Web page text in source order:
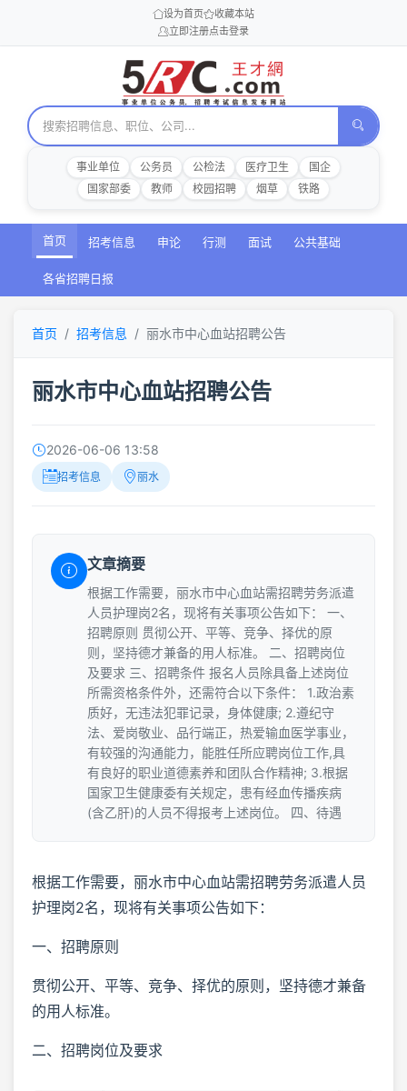
设为首页
收藏本站
立即注册点击登录
事业单位 公务员 公检法 医疗卫生
国企
国家部委
教师 校园招聘 烟草 铁路
首页 招考信息 申论 行测 面试 公共基础
各省招聘日报
首页 招考信息 丽水市中心血站招聘公告
丽水市中心血站招聘公告
2026-06-06 13:58
招考信息 丽水
文章摘要
根据工作需要，丽水市中心血站需招聘劳务派遣
人员护理岗2名，现将有关事项公告如下： 一、
招聘原则 贯彻公开、平等、竞争、择优的原
则，坚持德才兼备的用人标准。 二、招聘岗位
及要求 三、招聘条件 报名人员除具备上述岗位
所需资格条件外，还需符合以下条件： 1.政治素
质好，无违法犯罪记录，身体健康; 2.遵纪守
法、爱岗敬业、品行端正，热爱输血医学事业，
有较强的沟通能力，能胜任所应聘岗位工作,具
有良好的职业道德素养和团队合作精神; 3.根据
国家卫生健康委有关规定，患有经血传播疾病
(含乙肝)的人员不得报考上述岗位。 四、待遇
根据工作需要，丽水市中心血站需招聘劳务派遣人员
护理岗2名，现将有关事项公告如下：
一、招聘原则
贯彻公开、平等、竞争、择优的原则，坚持德才兼备
的用人标准。
二、招聘岗位及要求